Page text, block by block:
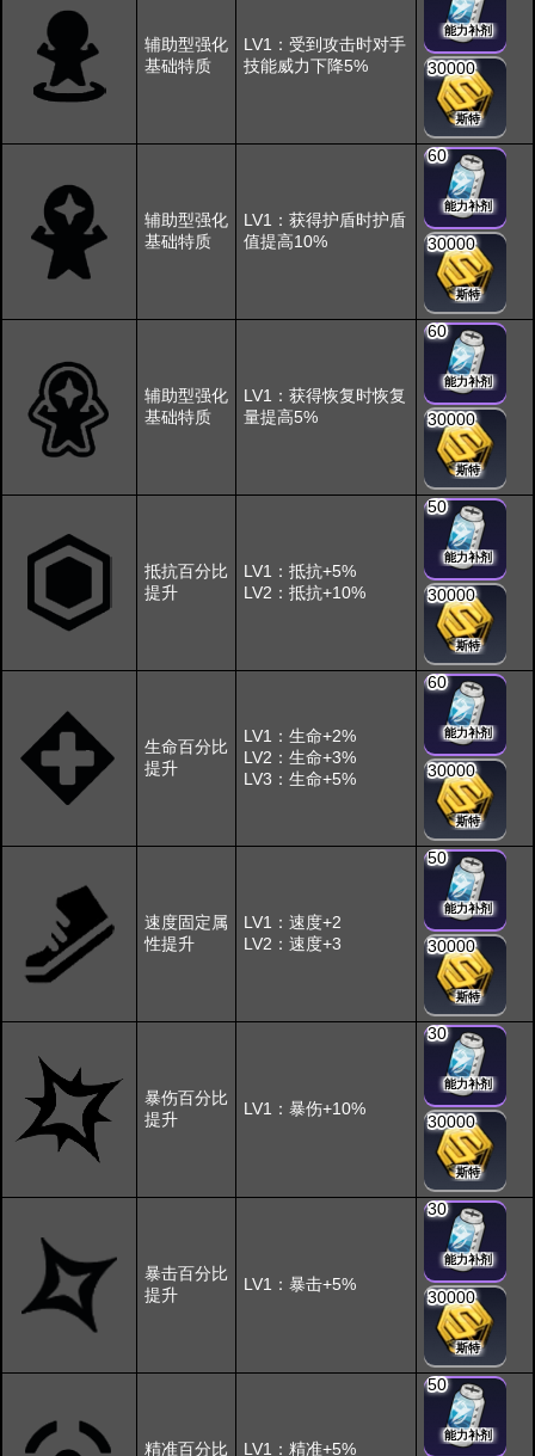
辅助型强化
基础特质
LV1：受到攻击时对手
技能威力下降5%
能力补剂
30000
斯特
辅助型强化
基础特质
LV1：获得护盾时护盾
值提高10%
60
能力补剂
30000
斯特
辅助型强化
基础特质
LV1：获得恢复时恢复
量提高5%
60
能力补剂
30000
斯特
抵抗百分比
提升
LV1：抵抗+5%
LV2：抵抗+10%
50
能力补剂
30000
斯特
生命百分比
提升
LV1：生命+2%
LV2：生命+3%
LV3：生命+5%
60
能力补剂
30000
斯特
速度固定属
性提升
LV1：速度+2
LV2：速度+3
50
能力补剂
30000
斯特
暴伤百分比
提升
LV1：暴伤+10%
30
能力补剂
30000
斯特
暴击百分比
提升
LV1：暴击+5%
30
能力补剂
30000
斯特
精准百分比
LV1：精准+5%
50
能力补剂